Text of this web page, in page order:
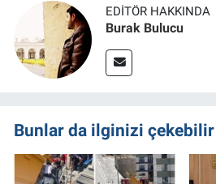
EDITÖR HAKKINDA
Burak Bulucu
Bunlar da ilginizi çekebilir